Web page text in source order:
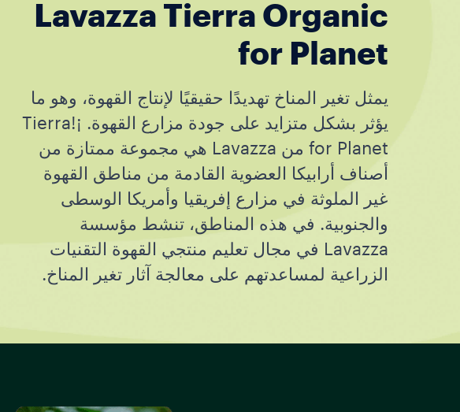
Lavazza Tierra Organic
for Planet
يمثل تغير المناخ تهديدًا حقيقيًا لإنتاج القهوة، وهو ما
يؤثر بشكل متزايد على جودة مزارع القهوة. ¡Tierra!
for Planet من Lavazza هي مجموعة ممتازة من
أصناف أرابيكا العضوية القادمة من مناطق القهوة
غير الملوثة في مزارع إفريقيا وأمريكا الوسطى
والجنوبية. في هذه المناطق، تنشط مؤسسة
Lavazza في مجال تعليم منتجي القهوة التقنيات
الزراعية لمساعدتهم على معالجة آثار تغير المناخ.